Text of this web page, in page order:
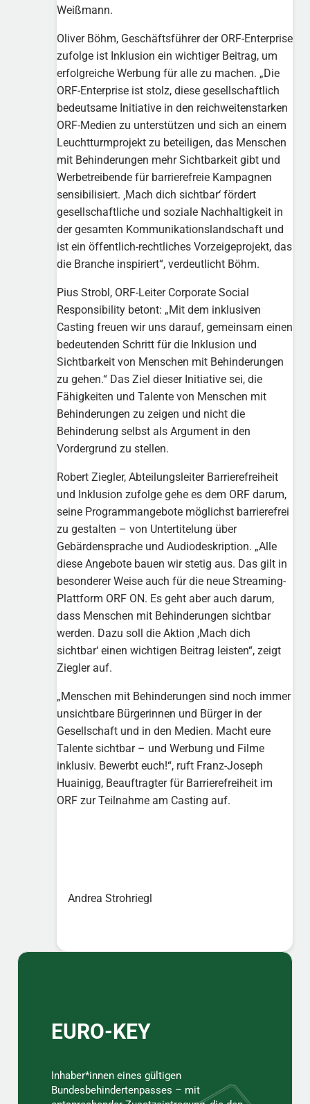
Weißmann.
Oliver Böhm, Geschäftsführer der ORF-Enterprise
zufolge ist Inklusion ein wichtiger Beitrag, um
erfolgreiche Werbung für alle zu machen. „Die
ORF-Enterprise ist stolz, diese gesellschaftlich
bedeutsame Initiative in den reichweitenstarken
ORF-Medien zu unterstützen und sich an einem
Leuchtturmprojekt zu beteiligen, das Menschen
mit Behinderungen mehr Sichtbarkeit gibt und
Werbetreibende für barrierefreie Kampagnen
sensibilisiert. ‚Mach dich sichtbar‘ fördert
gesellschaftliche und soziale Nachhaltigkeit in
der gesamten Kommunikationslandschaft und
ist ein öffentlich-rechtliches Vorzeigeprojekt, das
die Branche inspiriert“, verdeutlicht Böhm.
Pius Strobl, ORF-Leiter Corporate Social
Responsibility betont: „Mit dem inklusiven
Casting freuen wir uns darauf, gemeinsam einen
bedeutenden Schritt für die Inklusion und
Sichtbarkeit von Menschen mit Behinderungen
zu gehen.“ Das Ziel dieser Initiative sei, die
Fähigkeiten und Talente von Menschen mit
Behinderungen zu zeigen und nicht die
Behinderung selbst als Argument in den
Vordergrund zu stellen.
Robert Ziegler, Abteilungsleiter Barrierefreiheit
und Inklusion zufolge gehe es dem ORF darum,
seine Programmangebote möglichst barrierefrei
zu gestalten – von Untertitelung über
Gebärdensprache und Audiodeskription. „Alle
diese Angebote bauen wir stetig aus. Das gilt in
besonderer Weise auch für die neue Streaming-
Plattform ORF ON. Es geht aber auch darum,
dass Menschen mit Behinderungen sichtbar
werden. Dazu soll die Aktion ,Mach dich
sichtbar‘ einen wichtigen Beitrag leisten“, zeigt
Ziegler auf.
„Menschen mit Behinderungen sind noch immer
unsichtbare Bürgerinnen und Bürger in der
Gesellschaft und in den Medien. Macht eure
Talente sichtbar – und Werbung und Filme
inklusiv. Bewerbt euch!“, ruft Franz-Joseph
Huainigg, Beauftragter für Barrierefreiheit im
ORF zur Teilnahme am Casting auf.
Andrea Strohriegl
Sidebar
EURO-KEY
Inhaber*innen eines gültigen
Bundesbehindertenpasses – mit